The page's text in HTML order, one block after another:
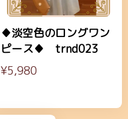
♦淡空色のロングワン
ピース♦ trnd023
¥5,980